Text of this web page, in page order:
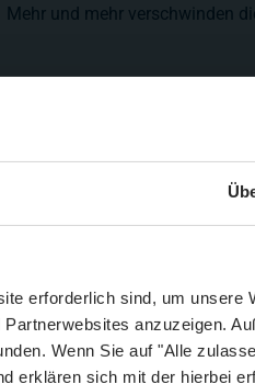
erforderlich sind, um unsere
anzuzeigen.
Wenn Sie auf "Alle
erklären sich mit der hierbei
Mehr und mehr verschwinden
Pötte & kleine Züge
Wartezeit
Lichterfahrt 🛥️
OHNEWartezeit 🚂